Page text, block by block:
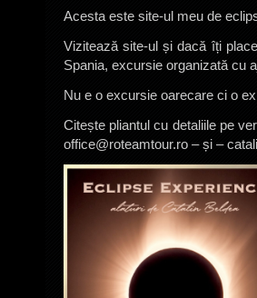
Acesta este site-ul meu de
Vizitează site-ul și dacă îți
Spania, excursie organizată cu
Nu e o excursie oarecare ci o
Citește pliantul cu detaliile pe
office@roteamtour.ro – și –